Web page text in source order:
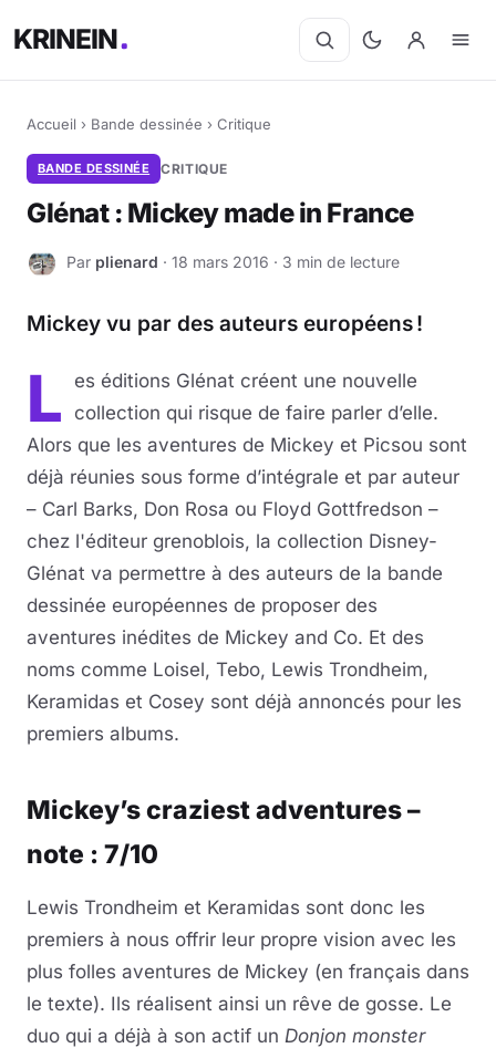
KRINEIN
Accueil › Bande dessinée › Critique
BANDE DESSINÉE CRITIQUE
Glénat : Mickey made in France
P Par plienard · 18 mars 2016 · 3 min de lecture
Mickey vu par des auteurs européens !
L
es éditions Glénat créent une nouvelle
collection qui risque de faire parler d’elle.
Alors que les aventures de Mickey et Picsou sont
déjà réunies sous forme d’intégrale et par auteur
– Carl Barks, Don Rosa ou Floyd Gottfredson –
chez l'éditeur grenoblois, la collection Disney-
Glénat va permettre à des auteurs de la bande
dessinée européennes de proposer des
aventures inédites de Mickey and Co. Et des
noms comme Loisel, Tebo, Lewis Trondheim,
Keramidas et Cosey sont déjà annoncés pour les
premiers albums.
Mickey’s craziest adventures –
note : 7/10
Lewis Trondheim et Keramidas sont donc les
premiers à nous offrir leur propre vision avec les
plus folles aventures de Mickey (en français dans
le texte). Ils réalisent ainsi un rêve de gosse. Le
duo qui a déjà à son actif un Donjon monster